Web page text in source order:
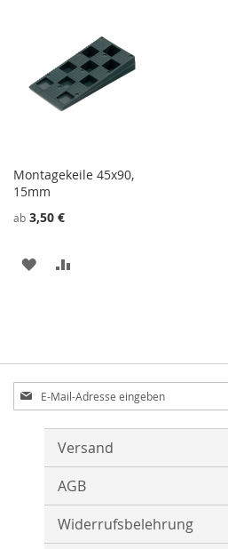
HINZUFÜGENHINZUFÜGEN
Montagekeile 45x90,
15mm
ab 3,50 €
ZU
Anmeldung
zum
Newsletter:
Versand
AGB
Widerrufsbelehrung